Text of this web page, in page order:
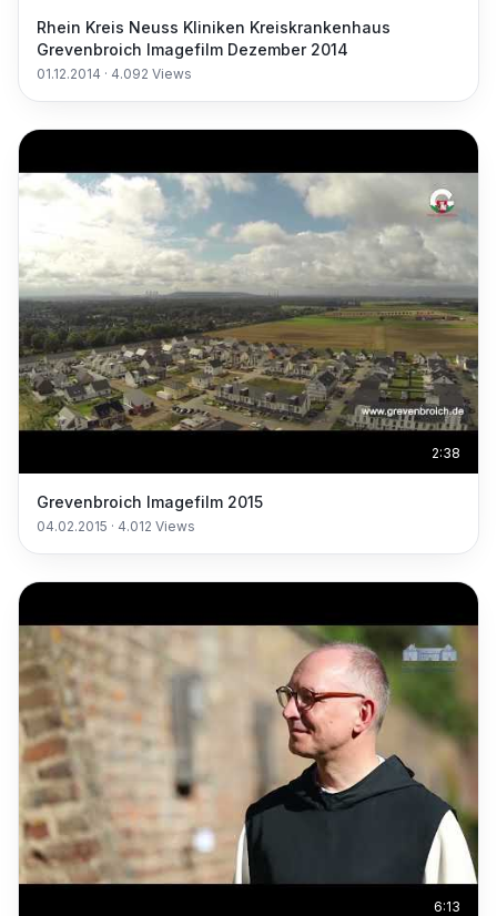
Rhein Kreis Neuss Kliniken Kreiskrankenhaus
Grevenbroich Imagefilm Dezember 2014
01.12.2014 · 4.092 Views
2:38
Grevenbroich Imagefilm 2015
04.02.2015 · 4.012 Views
6:13